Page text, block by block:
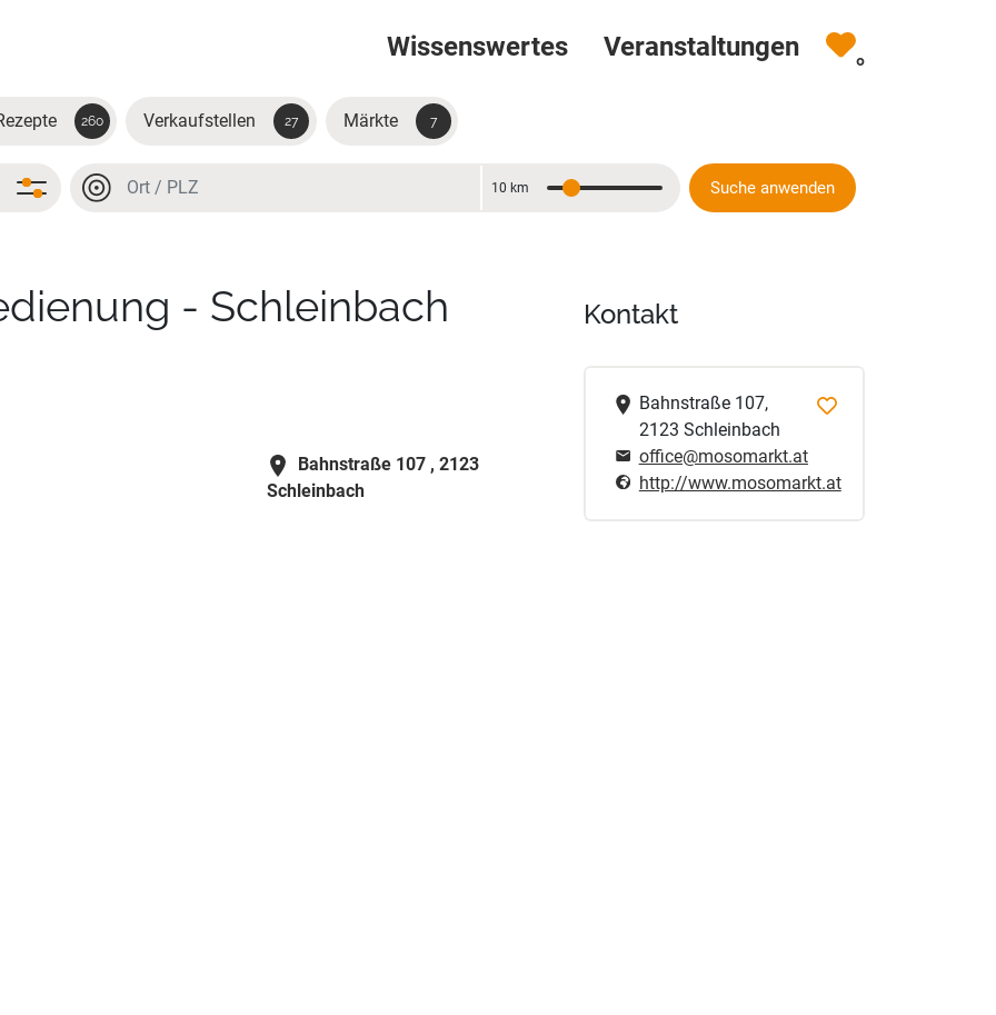
Wissenswertes Veranstaltungen 0
260 Verkaufstellen 27 Märkte 7
Ort oder PLZ
Entfernung
10 km Suche anwenden
- Schleinbach
Bahnstraße 107 , 2123
Schleinbach
Kontakt
Bahnstraße 107,
2123 Schleinbach
office@mosomarkt.at
http://www.mosomarkt.at